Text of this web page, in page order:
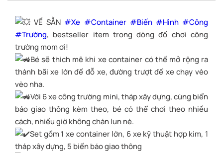
VỀ SẴN #Xe #Container #Biến #Hình #Công
#Trường, bestseller item trong dòng đồ chơi công
trường mom ơi!
Bé sẽ thích mê khi xe container có thể mở rộng ra
thành bãi xe lớn để đỗ xe, đường trượt để xe chạy vèo
vèo nha.
Với 6 xe công trường mini, tháp xây dựng, cùng biển
báo giao thông kèm theo, bé có thể chơi theo nhiều
cách, nhiều giờ không chán lun nè.
Set gồm 1 xe container lớn, 6 xe kỹ thuật hợp kim, 1
tháp xây dựng, 5 biển báo giao thông